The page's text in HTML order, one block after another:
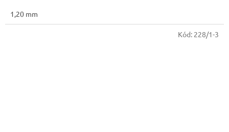
1,20 mm
Kód: 228/1-3